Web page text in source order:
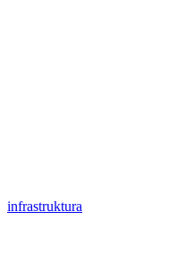
infrastruktura